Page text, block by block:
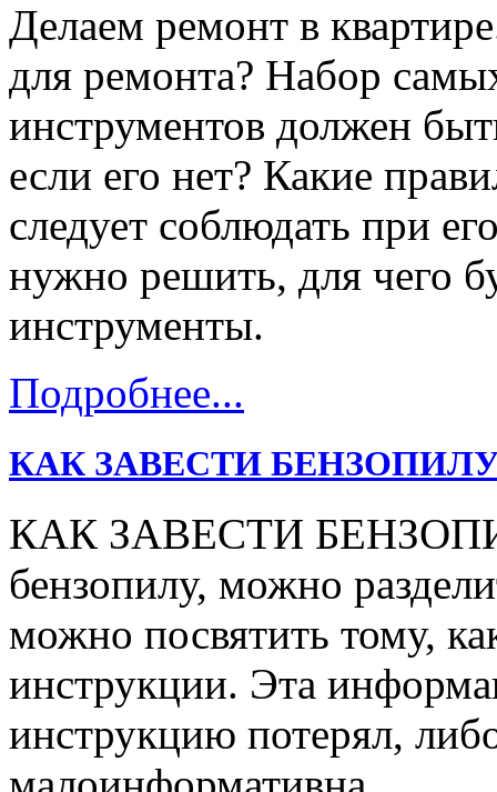
Делаем ремонт в
для ремонта? Набор
инструментов должен
если его нет? Какие
следует соблюдать при
нужно решить, для чего
инструменты.
Подробнее...
КАК ЗАВЕСТИ
КАК ЗАВЕСТИ
бензопилу, можно
можно посвятить тому,
инструкции. Эта
инструкцию потерял,